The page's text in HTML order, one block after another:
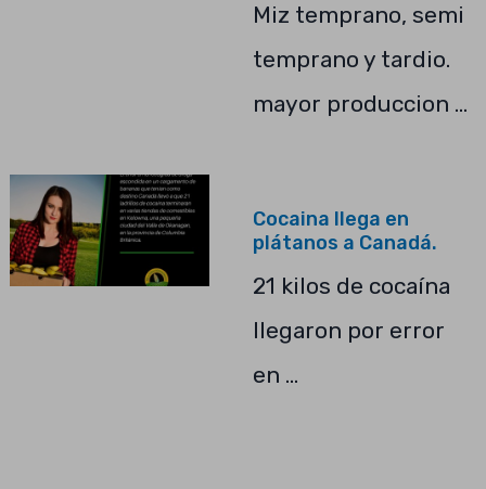
Miz temprano, semi
temprano y tardio.
mayor produccion …
Cocaina llega en
plátanos a Canadá.
21 kilos de cocaína
llegaron por error
en …